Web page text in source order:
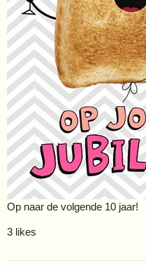
Op naar de volgende 10 jaar!
3 likes